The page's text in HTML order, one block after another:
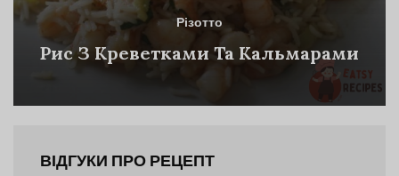
Різотто
Рис З Креветками Та Кальмарами
ВІДГУКИ ПРО РЕЦЕПТ